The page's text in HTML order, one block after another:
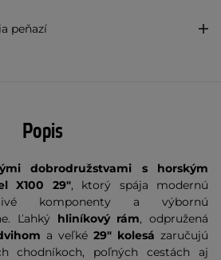
peňazí
Popis
dobrodružstvami s horským
X100 29", ktorý spája modernú
komponenty a výbornú
Ľahký hliníkový rám, odpružená
a veľké 29" kolesá zaručujú
chodníkoch, poľných cestách aj